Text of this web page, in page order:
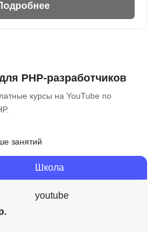
PHP-разработчиков
курсы на YouTube по
занятий
Школа
youtube